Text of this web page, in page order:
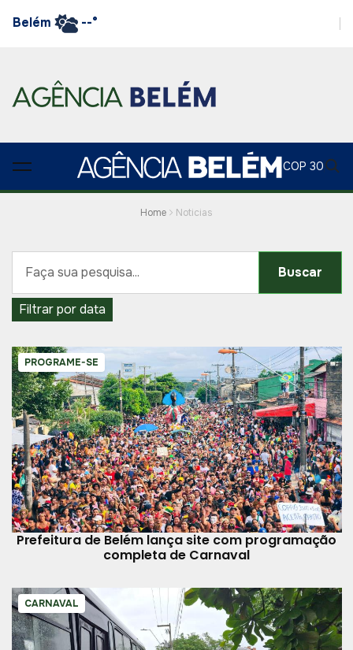
Belém --°
COP 30
Home Noticias
Buscar
Filtrar por data
PROGRAME-SE
Prefeitura de Belém lança site com programação
completa de Carnaval
CARNAVAL